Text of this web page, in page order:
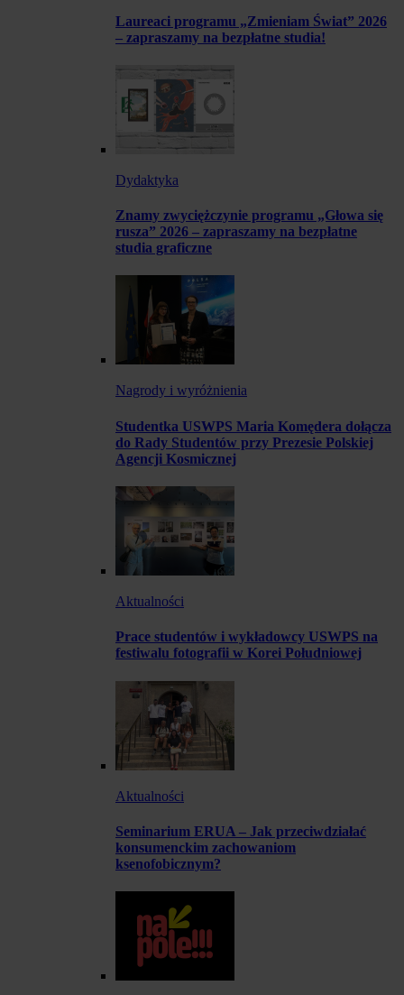
Laureaci programu „Zmieniam Świat” 2026
– zapraszamy na bezpłatne studia!
Dydaktyka
Znamy zwyciężczynie programu „Głowa się
rusza” 2026 – zapraszamy na bezpłatne
studia graficzne
Nagrody i wyróżnienia
Studentka USWPS Maria Komędera dołącza
do Rady Studentów przy Prezesie Polskiej
Agencji Kosmicznej
Aktualności
Prace studentów i wykładowcy USWPS na
festiwalu fotografii w Korei Południowej
Aktualności
Seminarium ERUA – Jak przeciwdziałać
konsumenckim zachowaniom
ksenofobicznym?